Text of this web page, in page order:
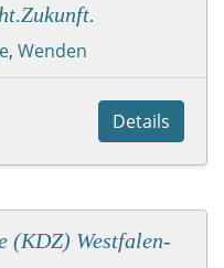
, Wenden
Details
(KDZ) Westfalen-